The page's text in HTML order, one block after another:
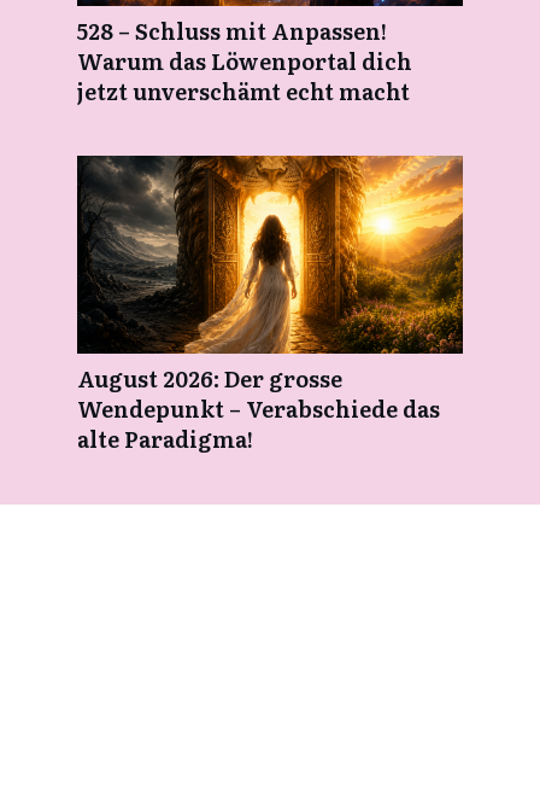
528 – Schluss mit Anpassen!
Warum das Löwenportal dich
jetzt unverschämt echt macht
August 2026: Der grosse
Wendepunkt – Verabschiede das
alte Paradigma!